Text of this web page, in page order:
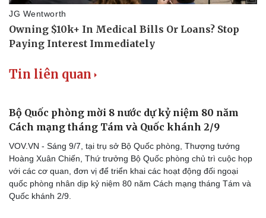
Doanh nghiệp
Thông tin doanh nghiệp
Doanh nghiệp 24h
Công nghệ
Sành điệu
Tin liên quan
Bộ Quốc phòng mời 8 nước dự kỷ niệm 80 năm
Cách mạng tháng Tám và Quốc khánh 2/9
VOV.VN - Sáng 9/7, tại trụ sở Bộ Quốc phòng, Thượng tướng
Hoàng Xuân Chiến, Thứ trưởng Bộ Quốc phòng chủ trì cuộc họp
với các cơ quan, đơn vị để triển khai các hoạt động đối ngoại
quốc phòng nhân dịp kỷ niệm 80 năm Cách mạng tháng Tám và
Quốc khánh 2/9.